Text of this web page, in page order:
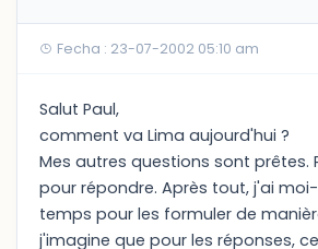
Fecha : 23-07-2002 05:10 am
Salut Paul,
comment va Lima aujourd'hui ?
Mes autres questions sont prêtes.
pour répondre. Après tout, j'ai
temps pour les formuler de
j'imagine que pour les réponses,